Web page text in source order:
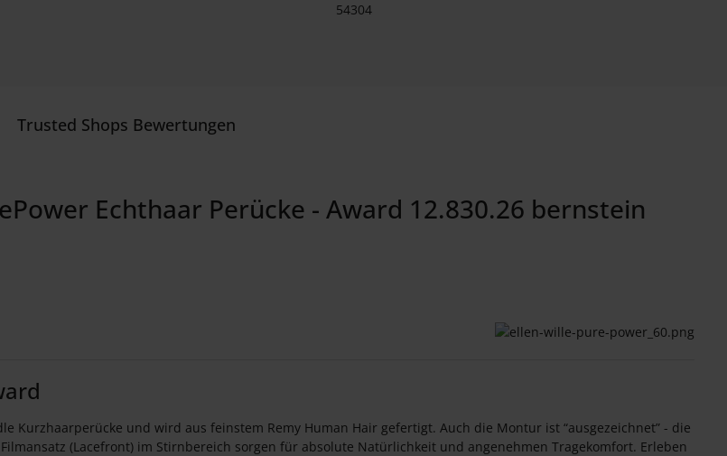
54304
Trusted Shops Bewertungen
Echthaar Perücke - Award 12.830.26 bernstein
Kurzhaarperücke und wird aus feinstem Remy Human Hair gefertigt. Auch die Montur ist “ausgezeichnet” - die
(Lacefront) im Stirnbereich sorgen für absolute Natürlichkeit und angenehmen Tragekomfort. Erleben